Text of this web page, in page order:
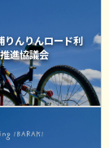
りんりんロード利
進協議会